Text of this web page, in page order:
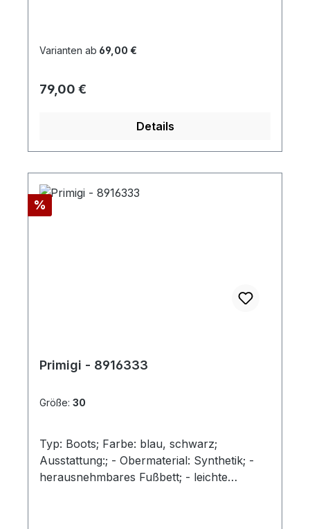
Gummizug
Varianten ab 69,00 €
Regulärer Preis:
79,00 €
Details
Rabatt
%
Primigi - 8916333
Größe: 30
Typ: Boots; Farbe: blau, schwarz;
Ausstattung:; - Obermaterial: Synthetik; -
herausnehmbares Fußbett; - leichte